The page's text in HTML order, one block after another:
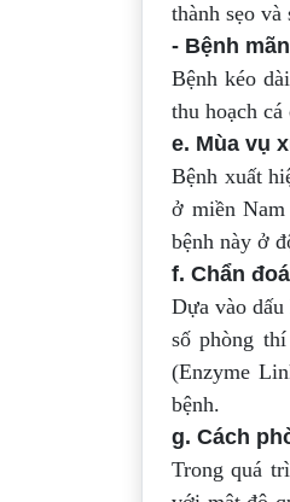
thành sẹo
- Bệnh
Bệnh kéo
thu hoạch
e. Mùa vụ
Bệnh xuất
ở miền
bệnh này ở
f. Chẩn
Dựa vào
số phòng
(Enzyme
bệnh.
g. Cách
Trong quá